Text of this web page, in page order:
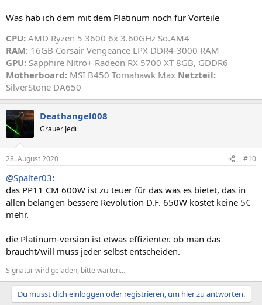
Was hab ich dem mit dem Platinum noch für Vorteile
CPU: AMD Ryzen 5 3600 6x 3.60GHz So.AM4
RAM: 16GB Corsair Vengeance LPX DDR4-3000 RAM
GPU: Sapphire Nitro+ Radeon RX 5700 XT 8GB, GDDR6
Motherboard: MSI B450 Tomahawk Max Netzteil:
SilverStone DA650
Deathangel008
Grauer Jedi
28. August 2020 #10
@Spalter03:
das PP11 CM 600W ist zu teuer für das was es bietet, das in
allen belangen bessere Revolution D.F. 650W kostet keine 5€
mehr.
die Platinum-version ist etwas effizienter. ob man das
braucht/will muss jeder selbst entscheiden.
Signatur wird geladen, bitte warten...
Du musst dich einloggen oder registrieren, um hier zu antworten.